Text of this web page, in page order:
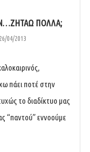
ΠΟΛΛΆ;
26/04/2013
πάει ποτέ στην
το διαδίκτυο μας
“παντού” εννοούμε